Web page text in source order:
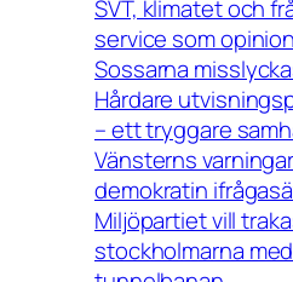
SVT, klimatet och
service som
Sossarna
Hårdare
– ett tryggare
Vänsterns
demokratin
Miljöpartiet vill
stockholmarna